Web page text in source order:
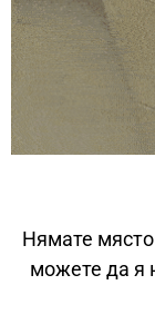
Нямате
можете да я